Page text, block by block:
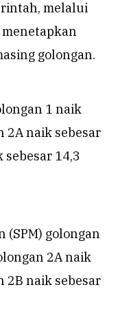
melalui
golongan.
1 naik
2A naik sebesar
sebesar 14,3
(SPM) golongan
2A naik
2B naik sebesar